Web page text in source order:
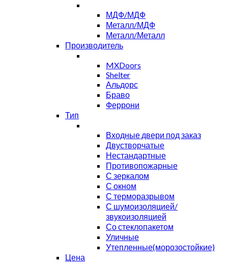
МДФ/МДФ
Металл/МДФ
Металл/Металл
Производитель
MXDoors
Shelter
Альдорс
Браво
Феррони
Тип
Входные двери под заказ
Двустворчатые
Нестандартные
Противопожарные
С зеркалом
С окном
С терморазрывом
С шумоизоляцией/
звукоизоляцией
Со стеклопакетом
Уличные
Утепленные(морозостойкие)
Цена